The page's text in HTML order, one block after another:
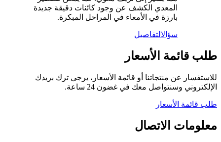
المعدي الكشف عن وجود كائنات دقيقة جديدة
بارزة في الأمعاء في المراحل المبكرة.
سؤالالتفاصيل
طلب قائمة الأسعار
للاستفسار عن منتجاتنا أو قائمة الأسعار، يرجى ترك بريدك
الإلكتروني وسنتواصل معك في غضون 24 ساعة.
طلب قائمة الأسعار
معلومات الاتصال